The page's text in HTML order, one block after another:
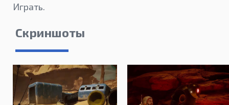
Играть.
Скриншоты